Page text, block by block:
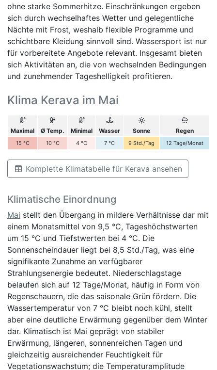
ohne starke Sommerhitze. Einschränkungen ergeben
sich durch wechselhaftes Wetter und gelegentliche
Nächte mit Frost, weshalb flexible Programme und
schichtbare Kleidung sinnvoll sind. Wassersport ist nur
für vorbereitete Angebote relevant. Insgesamt bieten
sich Aktivitäten an, die von wechselnden Bedingungen
und zunehmender Tageshelligkeit profitieren.
Klima Kerava im Mai
Maximal Ø Temp. Minimal Wasser Sonne Regen
15 °C 10 °C 4 °C 7 °C 9 Std./Tag 12 Tage/Monat
Komplette Klimatabelle für Kerava ansehen
Klimatische Einordnung
Mai stellt den Übergang in mildere Verhältnisse dar mit
einem Monatsmittel von 9,5 °C, Tageshöchstwerten
um 15 °C und Tiefstwerten bei 4 °C. Die
Sonnenscheindauer liegt bei 8,5 Std./Tag, was eine
signifikante Zunahme an verfügbarer
Strahlungsenergie bedeutet. Niederschlagstage
belaufen sich auf 12 Tage/Monat, häufig in Form von
Regenschauern, die das saisonale Grün fördern. Die
Wassertemperatur von 7 °C bleibt noch kühl, stellt
aber eine deutliche Erwärmung gegenüber dem Winter
dar. Klimatisch ist Mai geprägt von stabiler
Erwärmung, längeren, sonnenreichen Tagen und
gleichzeitig ausreichender Feuchtigkeit für
Vegetationswachstum; die Temperaturamplitude